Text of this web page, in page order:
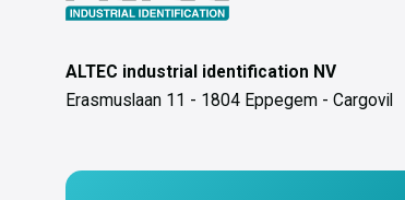
ALTEC industrial identification NV
Erasmuslaan 11 - 1804 Eppegem - Cargovil